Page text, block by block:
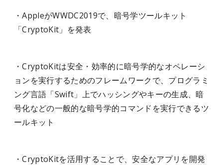
・AppleがWWDC2019で、暗号学ツールキット
「CryptoKit」を発表
・CryptoKitは安全・効率的に暗号学的なオペレーシ
ョンを実行するためのフレームワークで、プログラミ
ング言語「Swift」上でハッシングやキーの生成、暗
号化などの一般的な暗号学的コマンドを実行できるツ
ールキット
・CryptoKitを活用することで、安全なアプリを開発